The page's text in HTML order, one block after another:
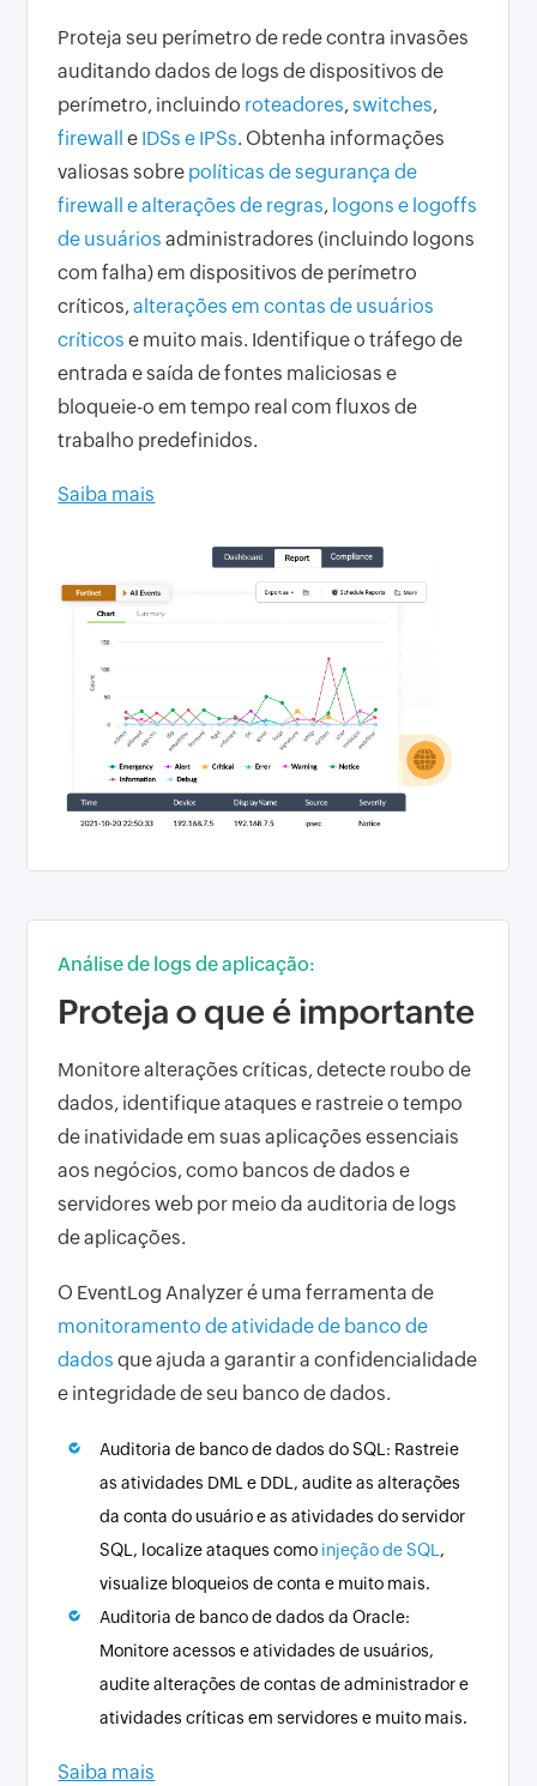
Proteja seu perímetro de rede contra invasões
auditando dados de logs de dispositivos de
perímetro, incluindo roteadores,switches,
firewall e IDSs e IPSs. Obtenha informações
valiosas sobre políticas de segurança de
firewall e alterações de regras, logons e logoffs
de usuários administradores (incluindo logons
com falha) em dispositivos de perímetro
críticos,alterações em contas de usuários
críticos e muito mais. Identifique o tráfego de
entrada e saída de fontes maliciosas e
bloqueie-o em tempo real com fluxos de
trabalho predefinidos.
Saiba mais
Análise de logs de aplicação:
Proteja o que é importante
Monitore alterações críticas, detecte roubo de
dados, identifique ataques e rastreie o tempo
de inatividade em suas aplicações essenciais
aos negócios, como bancos de dados e
servidores web por meio da auditoria de logs
de aplicações.
O EventLog Analyzer é uma ferramenta de
monitoramento de atividade de banco de
dados que ajuda a garantir a confidencialidade
e integridade de seu banco de dados.
Auditoria de banco de dados do SQL: Rastreie
as atividades DML e DDL, audite as alterações
da conta do usuário e as atividades do servidor
SQL, localize ataques como injeção de SQL ,
visualize bloqueios de conta e muito mais.
Auditoria de banco de dados da Oracle:
Monitore acessos e atividades de usuários,
audite alterações de contas de administrador e
atividades críticas em servidores e muito mais.
Saiba mais